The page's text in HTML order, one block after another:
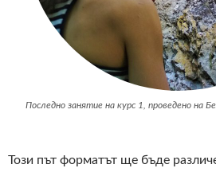
Последно занятие на курс 1, проведено на
Този път форматът ще бъде